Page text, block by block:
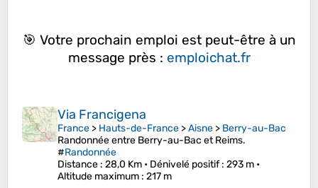
🎯 Votre prochain emploi est peut-être à un
message près : emploichat.fr
Via Francigena
France > Hauts-de-France >Aisne > Berry-au-Bac
Randonnée entre Berry-au-Bac et Reims.
#Randonnée
Distance : 28,0 Km • Dénivelé positif: 293 m •
Altitude maximum : 217 m